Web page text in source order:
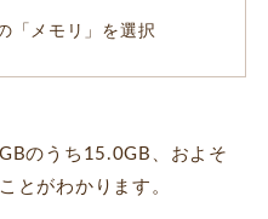
「メモリ」を選択
のうち15.0GB、およそ
とがわかります。